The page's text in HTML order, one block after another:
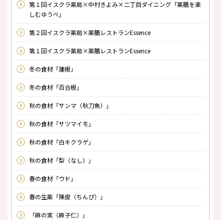
第１回イスクラ薬局×中村きよみ×二丁目ダイニング「薬膳を楽
しむゆうべ」
第２回イスクラ薬局×薬膳レストランEssence
第１回イスクラ薬局×薬膳レストランEssence
冬の食材「蓮根」
冬の食材「百合根」
秋の食材「サンマ（秋刀魚）」
秋の食材「サツマイモ」
秋の食材「白キクラゲ」
秋の食材「梨（なし）」
春の食材「ウド」
春の生薬「陳皮（ちんぴ）」
「麻の実（麻子仁）」